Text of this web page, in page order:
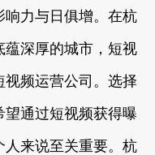
力与日俱增。在杭
深厚的城市，短视
频运营公司。选择
通过短视频获得曝
来说至关重要。杭